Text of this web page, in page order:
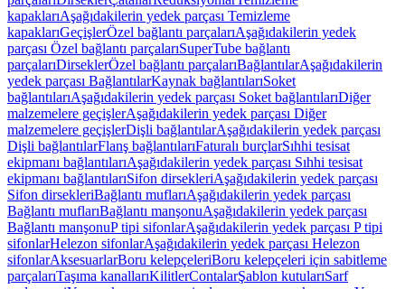
kapaklarıAşağıdakilerin yedek parçası Temizleme
kapaklarıGeçişlerÖzel bağlantı parçalarıAşağıdakilerin yedek
parçası Özel bağlantı parçalarıSuperTube bağlantı
parçalarıDirseklerÖzel bağlantı parçalarıBağlantılarAşağıdakilerin
yedek parçası BağlantılarKaynak bağlantılarıSoket
bağlantılarıAşağıdakilerin yedek parçası Soket bağlantılarıDiğer
malzemelere geçişlerAşağıdakilerin yedek parçası Diğer
malzemelere geçişlerDişli bağlantılarAşağıdakilerin yedek parçası
Dişli bağlantılarFlanş bağlantılarıFaturalı burçlarSıhhi tesisat
ekipmanı bağlantılarıAşağıdakilerin yedek parçası Sıhhi tesisat
ekipmanı bağlantılarıSifon dirsekleriAşağıdakilerin yedek parçası
Sifon dirsekleriBağlantı muflarıAşağıdakilerin yedek parçası
Bağlantı muflarıBağlantı manşonuAşağıdakilerin yedek parçası
Bağlantı manşonuP tipi sifonlarAşağıdakilerin yedek parçası P tipi
sifonlarHelezon sifonlarAşağıdakilerin yedek parçası Helezon
sifonlarAksesuarlarBoru kelepçeleriBoru kelepçeleri için sabitleme
parçalarıTaşıma kanallarıKilitlerContalarŞablon kutularıSarf